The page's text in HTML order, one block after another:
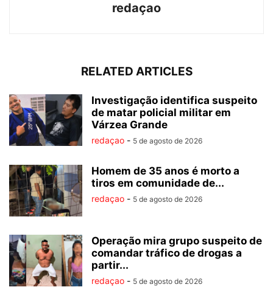
redaçao
RELATED ARTICLES
Investigação identifica suspeito
de matar policial militar em
Várzea Grande
redaçao - 5 de agosto de 2026
Homem de 35 anos é morto a
tiros em comunidade de...
redaçao - 5 de agosto de 2026
Operação mira grupo suspeito de
comandar tráfico de drogas a
partir...
redaçao - 5 de agosto de 2026